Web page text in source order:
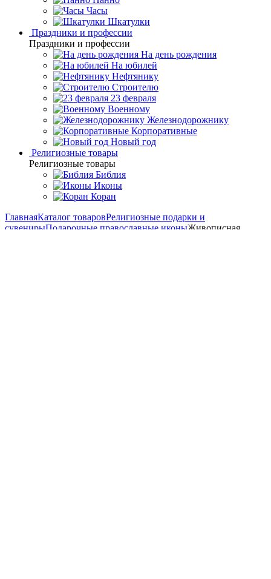
Часы
Шкатулки
Праздники и профессии
Праздники и профессии
На день рождения
На юбилей
Нефтянику
Строителю
23 февраля
Военному
Железнодорожнику
Корпоративные
Новый год
Религиозные товары
Религиозные товары
Библия
Иконы
Коран
ГлавнаяКаталог товаровРелигиозные подарки и
сувенирыПодарочные православные иконыЖивописная